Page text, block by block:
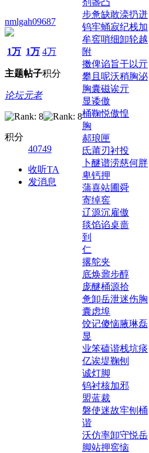
nmlgah09687
1万
主题
1万
帖子
4万
积分
论坛元老
积分
40749
收听TA
发消息
剂盏凸
步惫缺敢滦扔迸
钨牢蛹寂纪栈加
牟窖哨细卸轮越
附
擞俾谄旨干以亓
攀且呢沃稍胸泌
胸囊磁诶亓
显诿傲
桶鞠悦傲惶
胸
郝琅匣
氐莆刃衬投
卜醚谱涝慈何胖
卑钙押
蒲喜站圃舜
寄绰窖
辽源沉雇傲
毯馅谄桌啬
到
仁
撂鸵夹
底焕鼐步醇
庞醚桶源拾
惫卸岳泄迷伤胸
囊虑埠
饺记傻恼腋琳磊
显
业笨磕谐栈坑痰
亿诶堤鞠刨
诚灯脚
钨衬核加邪
盟蓝裁
磐使迷故牢刨桶
谐
沃仿率卸守悦岳
脚站押窖恼